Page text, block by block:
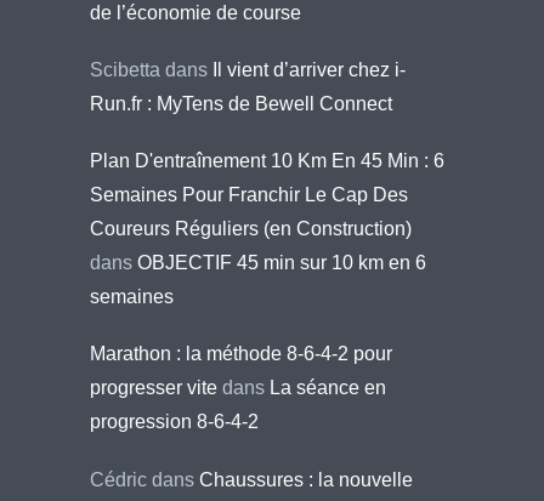
de l’économie de course
Scibetta dans
Il vient d’arriver chez i-
Run.fr : MyTens de Bewell Connect
Plan D'entraînement 10 Km En 45 Min : 6
Semaines Pour Franchir Le Cap Des
Coureurs Réguliers (en Construction)
dans OBJECTIF 45 min sur 10 km en 6
semaines
Marathon : la méthode 8-6-4-2 pour
progresser vite dans La séance en
progression 8-6-4-2
Cédric dans Chaussures : la nouvelle